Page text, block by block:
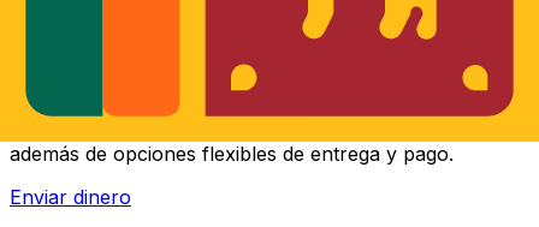
Transferencias de dinero internacionales Xe
Envíe dinero en línea de forma rápida, segura y fácil.
además de opciones flexibles de entrega y pago.
Enviar dinero